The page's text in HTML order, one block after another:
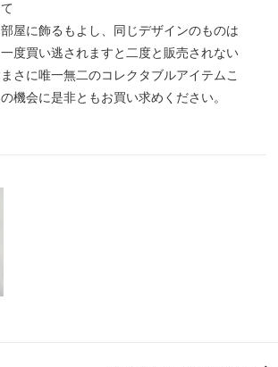
て
部屋に飾るもよし、同じデザインのものは
一度買い逃されますと二度と販売されない
まさに唯一無二のコレクタブルアイテムこ
の機会に是非ともお買い求めください。